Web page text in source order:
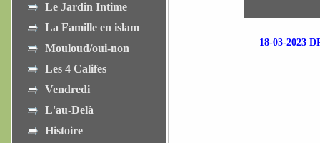
Le Jardin Intime
La Famille en islam
Mouloud/oui-non
Les 4 Califes
Vendredi
L'au-Delà
Histoire
18-03-2023